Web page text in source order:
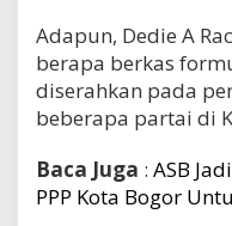
Adapun, Dedie A
berapa berkas
diserahkan pada
beberapa partai di
Baca Juga : ASB
PPP Kota Bogor